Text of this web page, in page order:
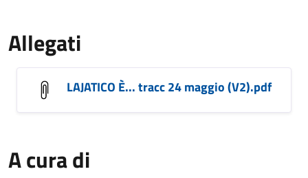
Allegati
LAJATICO È... tracc 24 maggio (V2).pdf
A cura di